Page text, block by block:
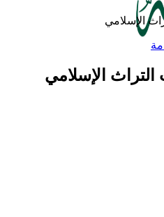
الإسلامي
التراث الإسلامي